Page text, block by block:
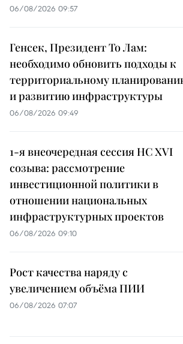
06/08/2026 09:57
Генсек, Президент То Лам:
необходимо обновить подходы к
территориальному
и развитию инфраструктуры
06/08/2026 09:49
1-я внеочередная сессия НС XVI
созыва: рассмотрение
инвестиционной политики в
отношении национальных
инфраструктурных проектов
06/08/2026 09:10
Рост качества наряду с
увеличением объёма ПИИ
06/08/2026 07:07